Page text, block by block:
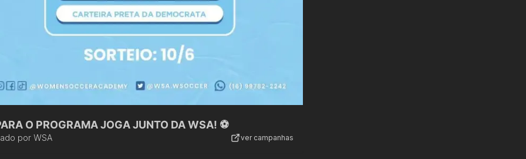
O PROGRAMA JOGA JUNTO DA WSA! ⚽️
por WSA ver campanhas